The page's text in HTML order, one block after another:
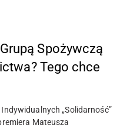
Spożywczą
Tego chce
„Solidarność”
Mateusza